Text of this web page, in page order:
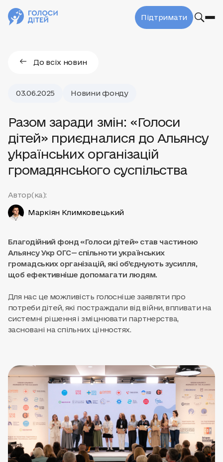
Підтримати
До всіх новин
03.06.2025 Новини фонду
Разом заради змін: «Голоси
дітей» приєдналися до Альянсу
українських організацій
громадянського суспільства
Автор(ка):
Маркіян Климковецький
Благодійний фонд «Голоси дітей» став частиною
Альянсу Укр ОГС— спільноти українських
громадських організацій, які об’єднують зусилля,
щоб ефективніше допомагати людям.
Для нас це можливість голосніше заявляти про
потреби дітей, які постраждали від війни, впливати на
системні рішення і зміцнювати партнерства,
засновані на спільних цінностях.